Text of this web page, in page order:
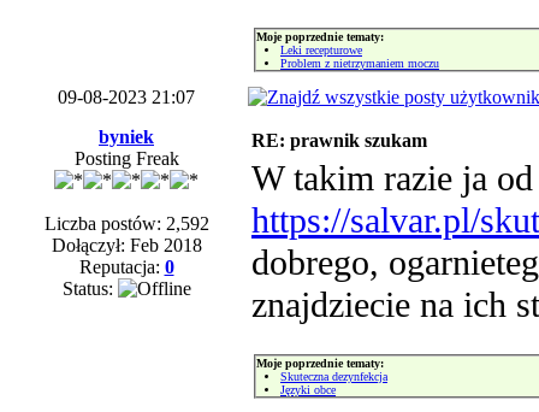
Moje poprzednie tematy:
Leki recepturowe
Problem z nietrzymaniem moczu
09-08-2023 21:07
byniek
Posting Freak
Liczba postów: 2,592
Dołączył: Feb 2018
Reputacja: 0
Status:
RE: prawnik szukam
W takim razie ja
https://salvar.pl/
dobrego,
znajdziecie na ich
Moje poprzednie tematy:
Skuteczna dezynfekcja
Języki obce